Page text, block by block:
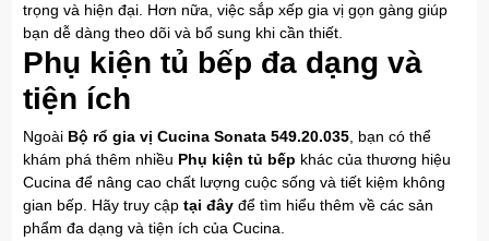
trọng và hiện đại. Hơn nữa, việc sắp xếp gia vị gọn gàng giúp
bạn dễ dàng theo dõi và bổ sung khi cần thiết.
Phụ kiện tủ bếp đa dạng và
tiện ích
Ngoài Bộ rổ gia vị Cucina Sonata 549.20.035, bạn có thể
khám phá thêm nhiều Phụ kiện tủ bếp khác của thương hiệu
Cucina để nâng cao chất lượng cuộc sống và tiết kiệm không
gian bếp. Hãy truy cậptại đây để tìm hiểu thêm về các sản
phẩm đa dạng và tiện ích của Cucina.